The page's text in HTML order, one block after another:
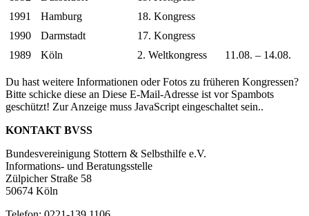
1991
Hamburg
18. Kongress
1990
Darmstadt
17. Kongress
1989
Köln 2. Weltkongress 11.08. – 14.08.
Du hast weitere Informationen oder Fotos zu früheren Kongressen?
Bitte schicke diese an Diese E-Mail-Adresse ist vor Spambots
geschützt! Zur Anzeige muss JavaScript eingeschaltet sein..
KONTAKT BVSS
Bundesvereinigung Stottern & Selbsthilfe e.V.
Informations- und Beratungsstelle
Zülpicher Straße 58
50674 Köln